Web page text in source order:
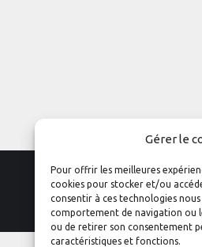
Gérer le
Pour offrir les meilleures
cookies pour stocker et/ou
consentir à ces technologies
comportement de navigation ou
ou de retirer son consentement
caractéristiques et fonctions.